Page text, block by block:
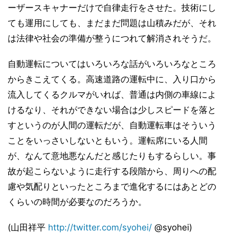
ーザースキャナーだけで自律走行をさせた。技術にし
ても運用にしても、まだまだ問題は山積みだが、それ
は法律や社会の準備が整うにつれて解消されそうだ。
自動運転についてはいろいろな話がいろいろなところ
からきこえてくる。高速道路の運転中に、入り口から
流入してくるクルマがいれば、普通は内側の車線によ
けるなり、それができない場合は少しスピードを落と
すというのが人間の運転だが、自動運転車はそういう
ことをいっさいしないともいう。運転席にいる人間
が、なんて意地悪なんだと感じたりもするらしい。事
故が起こらないように走行する段階から、周りへの配
慮や気配りといったところまで進化するにはあとどの
くらいの時間が必要なのだろうか。
(山田祥平 http://twitter.com/syohei/ @syohei)